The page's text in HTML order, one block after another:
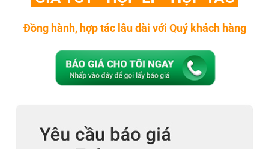
Đồng hành, hợp tác lâu dài với Quý khách hàng